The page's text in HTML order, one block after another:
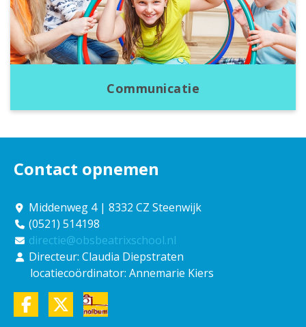
Communicatie
Contact opnemen
Middenweg 4 | 8332 CZ Steenwijk
(0521) 514198
directie@obsbeatrixschool.nl
Directeur: Claudia Diepstraten
locatiecoördinator: Annemarie Kiers